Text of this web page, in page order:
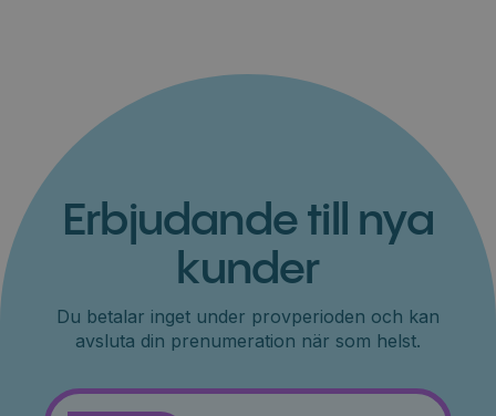
Erbjudande till nya
kunder
Du betalar inget under provperioden och kan
avsluta din prenumeration när som helst.